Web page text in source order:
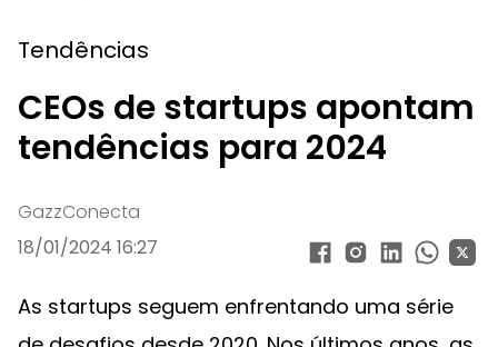
Tendências
CEOs de startups apontam
tendências para 2024
GazzConecta
18/01/2024 16:27
As startups seguem enfrentando uma série